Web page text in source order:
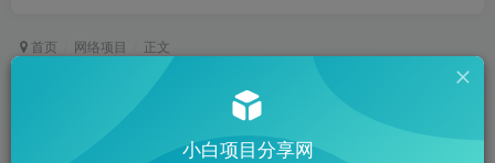
首页 网络项目 正文
2025惊云社会进阶课(全新课程)，如果你要让自己
的人生变清晰化社会化的话 这是我必推的一门课
小白项目分享网